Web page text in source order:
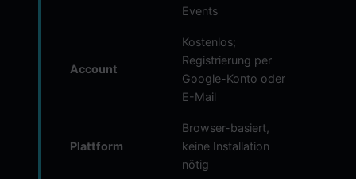
Events
Account
Kostenlos;
Registrierung per
Google-Konto oder
E-Mail
Plattform
Browser-basiert,
keine Installation
nötig